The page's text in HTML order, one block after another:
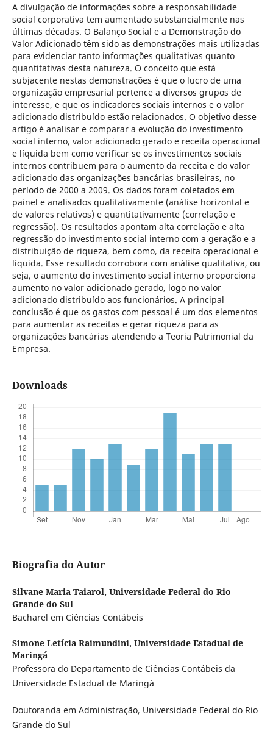
A divulgação de informações sobre a responsabilidade
social corporativa tem aumentado substancialmente nas
últimas décadas. O Balanço Social e a Demonstração do
Valor Adicionado têm sido as demonstrações mais utilizadas
para evidenciar tanto informações qualitativas quanto
quantitativas desta natureza. O conceito que está
subjacente nestas demonstrações é que o lucro de uma
organização empresarial pertence a diversos grupos de
interesse, e que os indicadores sociais internos e o valor
adicionado distribuído estão relacionados. O objetivo desse
artigo é analisar e comparar a evolução do investimento
social interno, valor adicionado gerado e receita operacional
e líquida bem como verificar se os investimentos sociais
internos contribuem para o aumento da receita e do valor
adicionado das organizações bancárias brasileiras, no
período de 2000 a 2009. Os dados foram coletados em
painel e analisados qualitativamente (análise horizontal e
de valores relativos) e quantitativamente (correlação e
regressão). Os resultados apontam alta correlação e alta
regressão do investimento social interno com a geração e a
distribuição de riqueza, bem como, da receita operacional e
líquida. Esse resultado corrobora com análise qualitativa, ou
seja, o aumento do investimento social interno proporciona
aumento no valor adicionado gerado, logo no valor
adicionado distribuído aos funcionários. A principal
conclusão é que os gastos com pessoal é um dos elementos
para aumentar as receitas e gerar riqueza para as
organizações bancárias atendendo a Teoria Patrimonial da
Empresa.
Downloads
Biografia do Autor
Silvane Maria Taiarol, Universidade Federal do Rio
Grande do Sul
Bacharel em Ciências Contábeis
Simone Letícia Raimundini, Universidade Estadual de
Maringá
Professora do Departamento de Ciências Contábeis da
Universidade Estadual de Maringá
Doutoranda em Administração, Universidade Federal do Rio
Grande do Sul